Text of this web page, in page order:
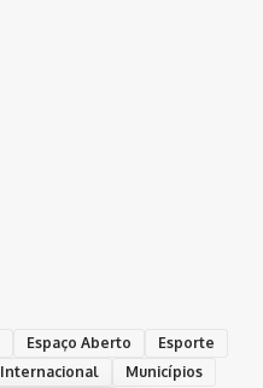
Espaço Aberto
Esporte
Internacional Municípios